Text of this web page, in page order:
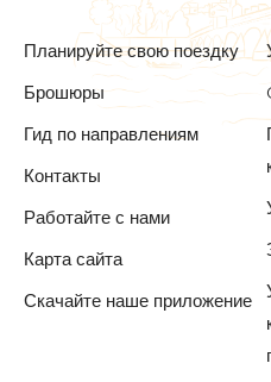
Планируйте свою поездку
Брошюры
Гид по направлениям
Контакты
Работайте с нами
Карта сайта
Скачайте наше приложение